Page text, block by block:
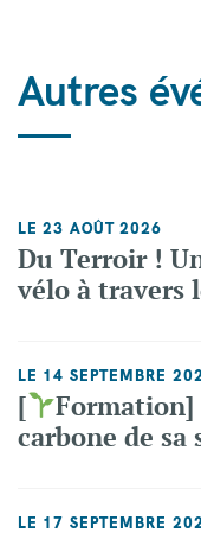
Autres
LE 23 AOÛT 2026
Du Terroir !
vélo à travers
LE 14 SEPTEMBRE
[
Formation]
carbone de
LE 17 SEPTEMBRE